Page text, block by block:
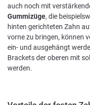
auch noch mit
Gummizüge, die
hinten gerichteten Zahn
vorne zu bringen, können
ein- und ausgehängt
Brackets der oberen mit
werden.